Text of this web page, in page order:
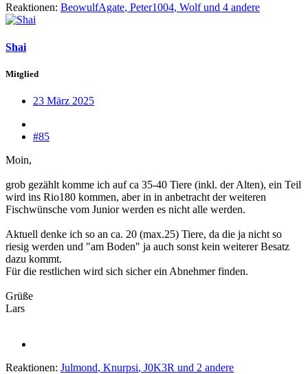
Reaktionen: BeowulfAgate, Peter1004, Wolfund 4 andere
Shai
Mitglied
23 März 2025
#85
Moin,
grob gezählt komme ich auf ca 35-40 Tiere (inkl. der Alten), ein Teil
wird ins Rio180 kommen, aber in in anbetracht der weiteren
Fischwünsche vom Junior werden es nicht alle werden.
Aktuell denke ich so an ca. 20 (max.25) Tiere, da die ja nicht so
riesig werden und "am Boden" ja auch sonst kein weiterer Besatz
dazu kommt.
Für die restlichen wird sich sicher ein Abnehmer finden.
Grüße
Lars
Reaktionen: Julmond, Knurpsi, J0K3R und 2 andere